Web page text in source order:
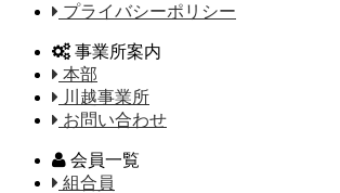
プライバシーポリシー
事業所案内
本部
川越事業所
お問い合わせ
会員一覧
組合員